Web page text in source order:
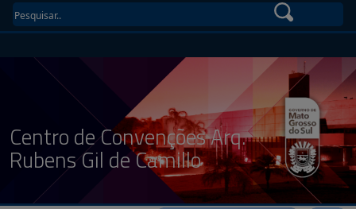
Centro de Convenções Arq.
Rubens Gil de Camillo